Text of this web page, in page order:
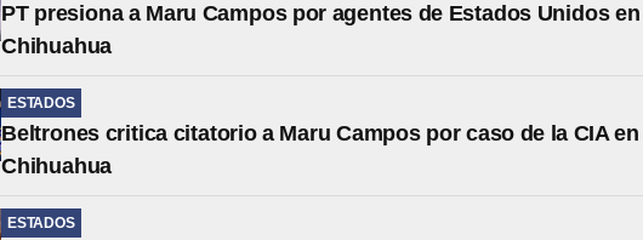
PT presiona a Maru Campos por agentes de Estados Unidos en
Chihuahua
ESTADOS
Beltrones critica citatorio a Maru Campos por caso de la CIA en
Chihuahua
ESTADOS